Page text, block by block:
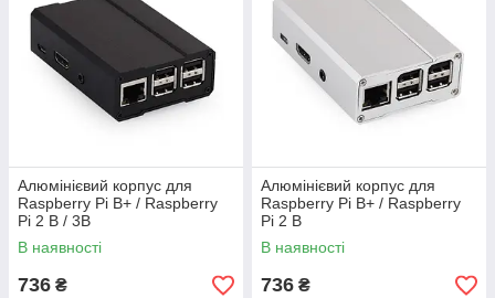
Алюмінієвий корпус для
Raspberry Pi B+ / Raspberry
Pi 2 B / 3B
В наявності
736 ₴
Алюмінієвий корпус для
Raspberry Pi B+ / Raspberry
Pi 2 B
В наявності
736 ₴